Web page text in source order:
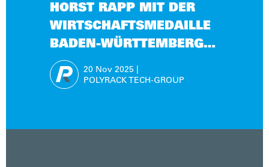
HORST RAPP MIT DER
WIRTSCHAFTSMEDAILLE
BADEN-WÜRTTEMBERG
AUSGEZEICHNET
20 Nov 2025
POLYRACK TECH-GROUP